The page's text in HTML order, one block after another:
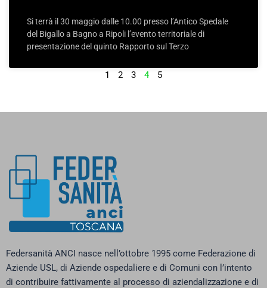
Si terrà il 30 maggio dalle 10.00 presso l’Antico Spedale
del Bigallo a Bagno a Ripoli l’evento territoriale di
presentazione del quinto Rapporto sul Terzo
1 2 3 4 5
Federsanità ANCI nasce nell’ottobre 1995 come Federazione di
Aziende USL, di Aziende ospedaliere e di Comuni con l’intento
di contribuire fattivamente al processo di aziendalizzazione e di